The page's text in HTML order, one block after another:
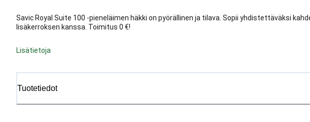
Savic Royal Suite 100 -pieneläimen häkki on pyörällinen ja tilava. Sopii yhdistettäväksi
lisäkerroksen kanssa. Toimitus 0 €!
Lisätietoja
Tuotetiedot